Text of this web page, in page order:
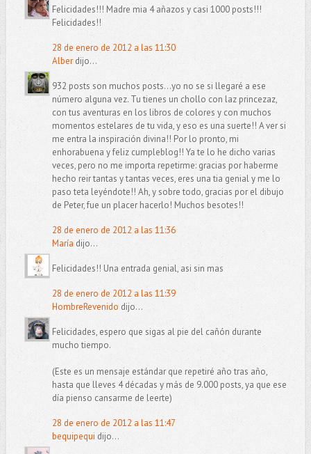
Felicidades!!! Madre mia 4 añazos y casi 1000 posts!!!
Felicidades!!
28 de enero de 2012 a las 11:30
Alberdijo...
932 posts son muchos posts...yo no se si llegaré a ese
número alguna vez. Tu tienes un chollo con laz princezaz,
con tus aventuras en los libros de colores y con muchos
momentos estelares de tu vida, y eso es una suerte!! A ver si
me entra la inspiración divina!! Por lo pronto, mi
enhorabuena y feliz cumpleblog!! Ya te lo he dicho varias
veces, pero no me importa repetirme: gracias por haberme
hecho reir tantas y tantas veces, eres una tia genial y me lo
paso teta leyéndote!! Ah, y sobre todo, gracias por el dibujo
de Peter, fue un placer hacerlo! Muchos besotes!!
28 de enero de 2012 a las 11:36
María dijo...
Felicidades!! Una entrada genial, asi sin mas
28 de enero de 2012 a las 11:39
HombreRevenido dijo...
Felicidades, espero que sigas al pie del cañón durante
mucho tiempo.
(Este es un mensaje estándar que repetiré año tras año,
hasta que lleves 4 décadas y más de 9.000 posts, ya que ese
día pienso cansarme de leerte)
28 de enero de 2012 a las 11:47
bequipequi dijo...